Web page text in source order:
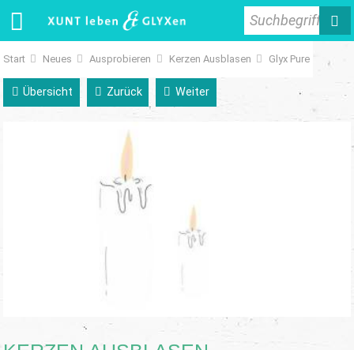
Suchbegriff
Start Neues Ausprobieren Kerzen Ausblasen Glyx Pure
Übersicht Zurück Weiter